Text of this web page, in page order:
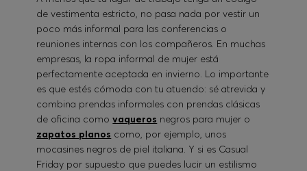
de vestimenta estricto, no pasa nada por vestir un
poco más informal para las conferencias o
reuniones internas con los compañeros. En muchas
empresas, la ropa informal de mujer está
perfectamente aceptada en invierno. Lo importante
es que estés cómoda con tu atuendo: sé atrevida y
combina prendas informales con prendas clásicas
de oficina comovaqueros negros para mujer o
zapatos planos como, por ejemplo, unos
mocasines negros de piel italiana. Y si es Casual
Friday por supuesto que puedes lucir un estilismo